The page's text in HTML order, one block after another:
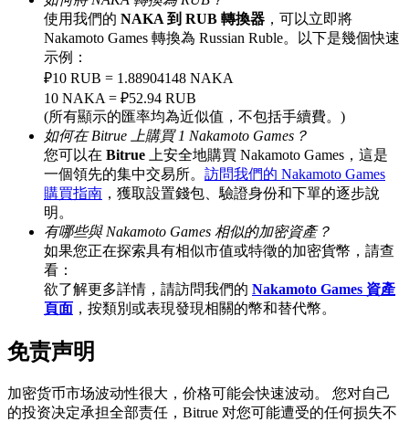
充值CASHCAT & 赢取
瓜分 500000 CASHCAT 獎池
BitMart 用戶遷移專享
註冊&交易贏 500,000 USDT
抽獎衝榜 · 贏33,333 USDT
使用我們的 NAKA 到 RUB 轉換器 ，可以立即將
Nakamoto Games 轉換為 Russian Ruble。以下是幾個快速
示例：
₽10 RUB = 1.88904148 NAKA
10 NAKA = ₽52.94 RUB
(所有顯示的匯率均為近似值，不包括手續費。)
如何在 Bitrue 上購買 1 Nakamoto Games？
您可以在 Bitrue 上安全地購買 Nakamoto Games，這是
一個領先的集中交易所。 訪問我們的 Nakamoto Games
購買指南 ，獲取設置錢包、驗證身份和下單的逐步說
明。
有哪些與 Nakamoto Games 相似的加密資產？
如果您正在探索具有相似市值或特徵的加密貨幣，請查
看：
欲了解更多詳情，請訪問我們的 Nakamoto Games 資產
頁面 ，按類別或表現發現相關的幣和替代幣。
免责声明
加密货币市场波动性很大，价格可能会快速波动。 您对自己
的投资决定承担全部责任，Bitrue 对您可能遭受的任何损失不